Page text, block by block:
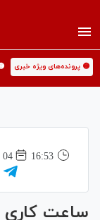
🟡 پرونده‌های ویژه خبری
16:53
04 تير 1404